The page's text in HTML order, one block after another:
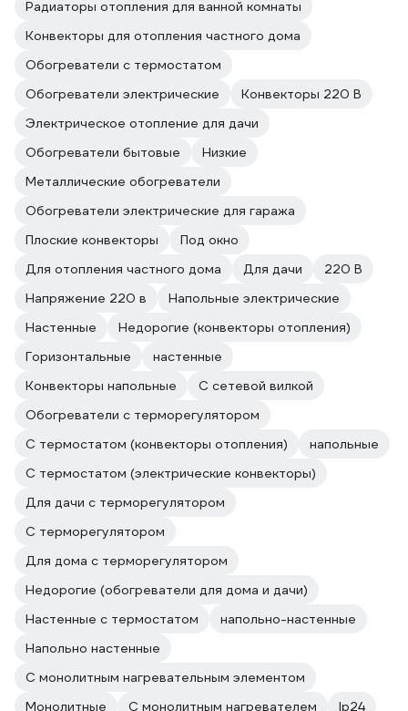
Радиаторы отопления для ванной комнаты
Конвекторы для отопления частного дома
Обогреватели с термостатом
Обогреватели электрические
Конвекторы 220 В
Электрическое отопление для дачи
Обогреватели бытовые
Низкие
Металлические обогреватели
Обогреватели электрические для гаража
Плоские конвекторы
Под окно
Для отопления частного дома
Для дачи
220 В
Напряжение 220 в
Напольные электрические
Настенные
Недорогие (конвекторы отопления)
Горизонтальные
настенные
Конвекторы напольные
С сетевой вилкой
Обогреватели с терморегулятором
С термостатом (конвекторы отопления)
напольные
С термостатом (электрические конвекторы)
Для дачи с терморегулятором
С терморегулятором
Для дома с терморегулятором
Недорогие (обогреватели для дома и дачи)
Настенные с термостатом
напольно-настенные
Напольно настенные
С монолитным нагревательным элементом
Монолитные
С монолитным нагревателем
Ip24